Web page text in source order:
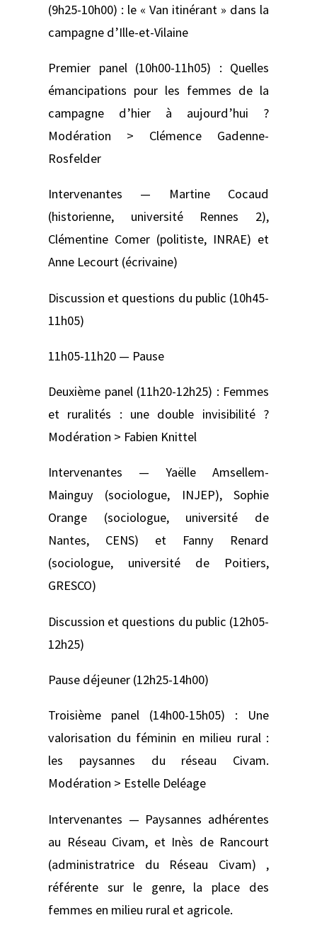
(9h25-10h00) : le « Van itinérant » dans la
campagne d’Ille-et-Vilaine
Premier panel (10h00-11h05) : Quelles
émancipations pour les femmes de la
campagne d’hier à aujourd’hui ?
Modération > Clémence Gadenne-
Rosfelder
Intervenantes — Martine Cocaud
(historienne, université Rennes 2),
Clémentine Comer (politiste, INRAE) et
Anne Lecourt (écrivaine)
Discussion et questions du public (10h45-
11h05)
11h05-11h20 — Pause
Deuxième panel (11h20-12h25) : Femmes
et ruralités : une double invisibilité ?
Modération > Fabien Knittel
Intervenantes — Yaëlle Amsellem-
Mainguy (sociologue, INJEP), Sophie
Orange (sociologue, université de
Nantes, CENS) et Fanny Renard
(sociologue, université de Poitiers,
GRESCO)
Discussion et questions du public (12h05-
12h25)
Pause déjeuner (12h25-14h00)
Troisième panel (14h00-15h05) : Une
valorisation du féminin en milieu rural :
les paysannes du réseau Civam.
Modération > Estelle Deléage
Intervenantes — Paysannes adhérentes
au Réseau Civam, et Inès de Rancourt
(administratrice du Réseau Civam) ,
référente sur le genre, la place des
femmes en milieu rural et agricole.